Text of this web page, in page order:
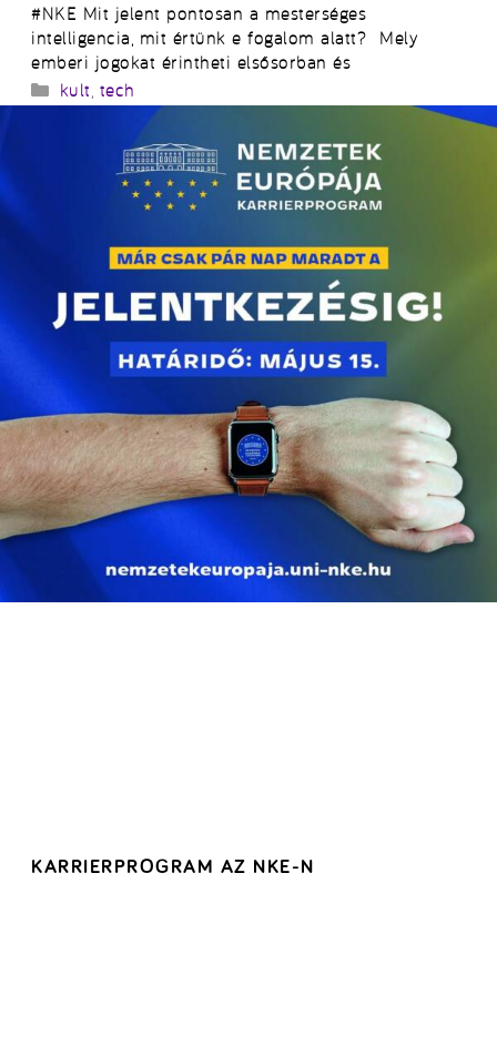
#NKE Mit jelent pontosan a mesterséges
intelligencia, mit értünk e fogalom alatt? Mely
emberi jogokat érintheti elsősorban és
Kategória
kult tech
KARRIERPROGRAM AZ NKE-N